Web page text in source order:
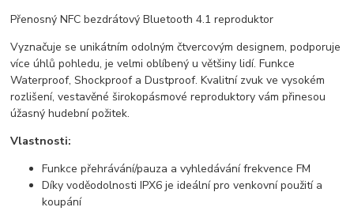
Přenosný NFC bezdrátový Bluetooth 4.1 reproduktor
Vyznačuje se unikátním odolným čtvercovým designem, podporuje
více úhlů pohledu, je velmi oblíbený u většiny lidí. Funkce
Waterproof, Shockproof a Dustproof. Kvalitní zvuk ve vysokém
rozlišení, vestavěné širokopásmové reproduktory vám přinesou
úžasný hudební požitek.
Vlastnosti:
Funkce přehrávání/pauza a vyhledávání frekvence FM
Díky voděodolnosti IPX6 je ideální pro venkovní použití a
koupání